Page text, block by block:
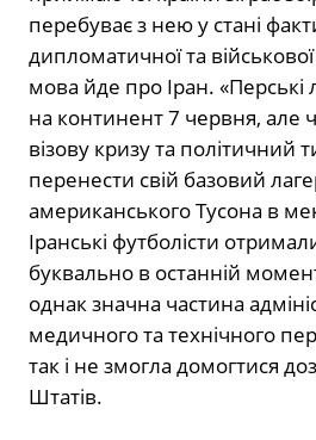
перебуває з нею у стані
дипломатичної та
мова йде про Іран.
на континент 7 червня, але
візову кризу та політичний
перенести свій базовий
американського Тусона в
Іранські футболісти
буквально в останній
однак значна частина
медичного та технічного
так і не змогла домогтися
Штатів.